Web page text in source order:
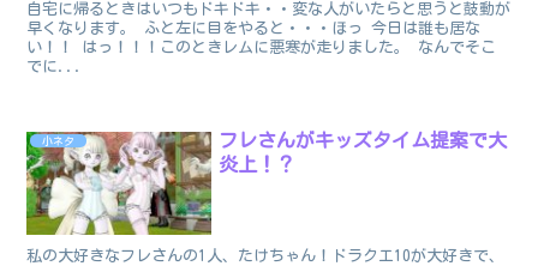
自宅に帰るときはいつもドキドキ・・変な人がいたらと思うと鼓動が
早くなります。 ふと左に目をやると・・・ほっ 今日は誰も居な
い！！ はっ！！！このときレムに悪寒が走りました。 なんでそこ
でに...
小ネタ
フレさんがキッズタイム提案で大
炎上！？
私の大好きなフレさんの1人、たけちゃん！ドラクエ10が大好きで、